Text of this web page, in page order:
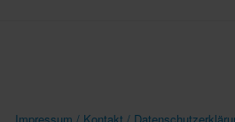
Impressum / Kontakt /